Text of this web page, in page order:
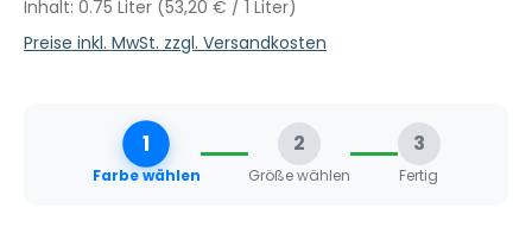
Inhalt: 0.75 Liter (53,20 € / 1 Liter)
Preise inkl. MwSt. zzgl. Versandkosten
1
Farbe wählen
2
Größe wählen
3
Fertig